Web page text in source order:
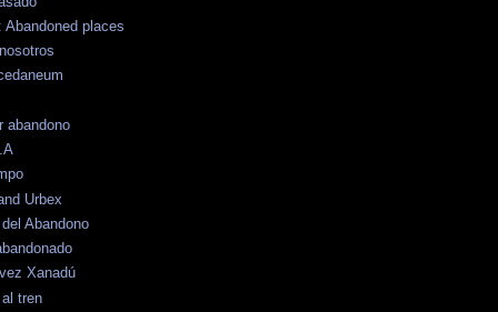
places
abandono
Urbex
Abandono
Xanadú
tren